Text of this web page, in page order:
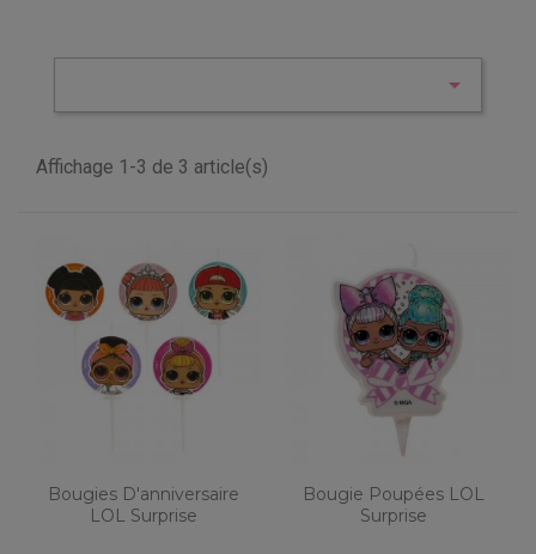

Affichage 1-3 de 3 article(s)
Bougies D'anniversaire
LOL Surprise
Bougie Poupées LOL
Surprise